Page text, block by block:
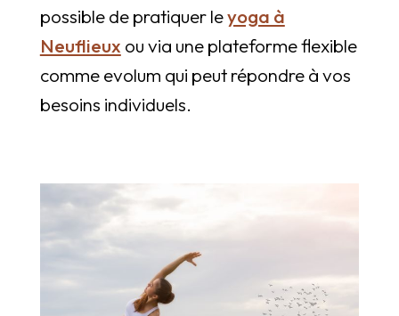
possible de pratiquer leyoga à
Neuflieux ou via une plateforme flexible
comme evolum qui peut répondre à vos
besoins individuels.